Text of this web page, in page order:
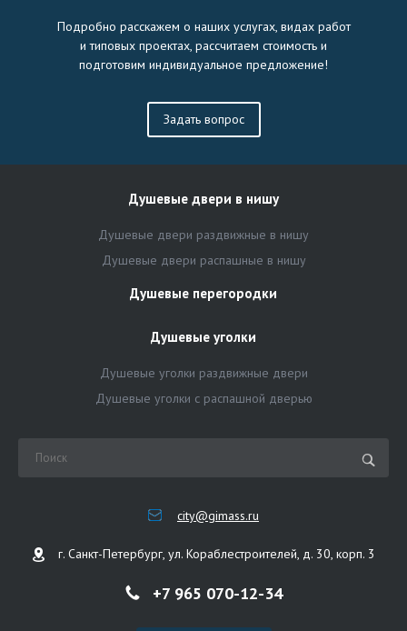
Подробно расскажем о наших услугах, видах работ
и типовых проектах, рассчитаем стоимость и
подготовим индивидуальное предложение!
Задать вопрос
Душевые двери в нишу
Душевые двери раздвижные в нишу
Душевые двери распашные в нишу
Душевые перегородки
Душевые уголки
Душевые уголки раздвижные двери
Душевые уголки с распашной дверью
city@gimass.ru
г. Санкт-Петербург, ул. Кораблестроителей, д. 30, корп. 3
+7 965 070-12-34